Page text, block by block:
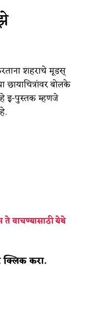
शहराचे मूडस्
बोलके
इ-पुस्तक म्हणजे
वाचण्यासाठीयेथे
क्लिक करा.